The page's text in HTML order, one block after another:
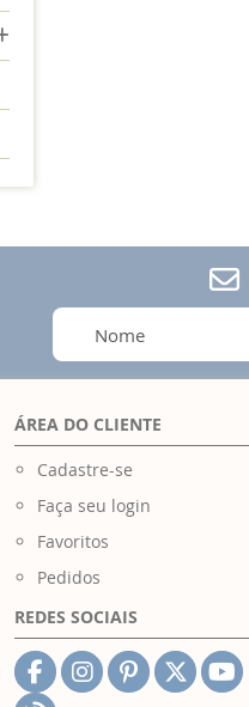
ÁREA DO CLIENTE
Cadastre-se
Faça seu login
Favoritos
Pedidos
REDES SOCIAIS